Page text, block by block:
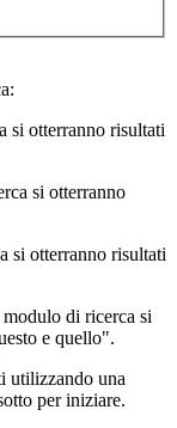
si otterranno risultati
si otterranno
si otterranno risultati
di ricerca si
e quello".
utilizzando una
per iniziare.